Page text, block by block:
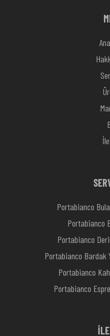
Portabianco
Portabianco
Portabianco
Portabianco Bardak
Portabianco
Portabianco